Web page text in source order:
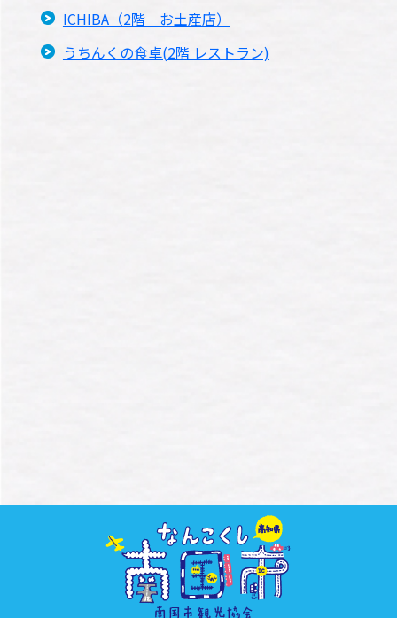
ICHIBA（2階 お土産店）
うちんくの食卓(2階 レストラン)